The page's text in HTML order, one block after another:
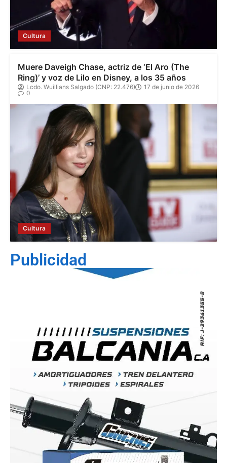
Cultura
Cultura
Muere Daveigh Chase, actriz de ‘El Aro (The
Ring)’ y voz de Lilo en Disney, a los 35 años
Lcdo. Wuillians Salgado (CNP: 22.476)
17 de junio de 2026
0
Publicidad